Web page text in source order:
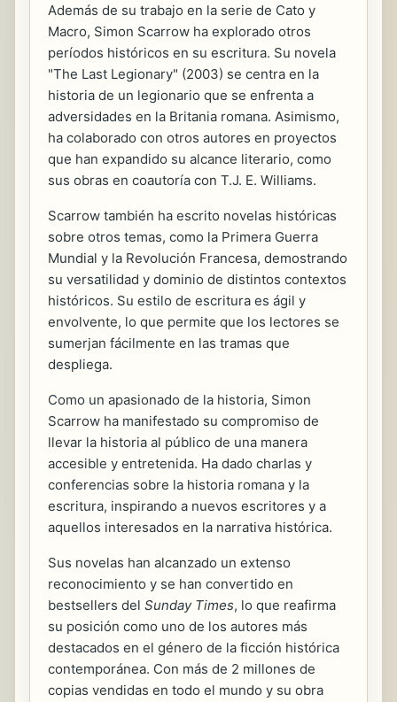
Además de su trabajo en la serie de Cato y
Macro, Simon Scarrow ha explorado otros
períodos históricos en su escritura. Su novela
"The Last Legionary" (2003) se centra en la
historia de un legionario que se enfrenta a
adversidades en la Britania romana. Asimismo,
ha colaborado con otros autores en proyectos
que han expandido su alcance literario, como
sus obras en coautoría con T.J. E. Williams.
Scarrow también ha escrito novelas históricas
sobre otros temas, como la Primera Guerra
Mundial y la Revolución Francesa, demostrando
su versatilidad y dominio de distintos contextos
históricos. Su estilo de escritura es ágil y
envolvente, lo que permite que los lectores se
sumerjan fácilmente en las tramas que
despliega.
Como un apasionado de la historia, Simon
Scarrow ha manifestado su compromiso de
llevar la historia al público de una manera
accesible y entretenida. Ha dado charlas y
conferencias sobre la historia romana y la
escritura, inspirando a nuevos escritores y a
aquellos interesados en la narrativa histórica.
Sus novelas han alcanzado un extenso
reconocimiento y se han convertido en
bestsellers del Sunday Times, lo que reafirma
su posición como uno de los autores más
destacados en el género de la ficción histórica
contemporánea. Con más de 2 millones de
copias vendidas en todo el mundo y su obra